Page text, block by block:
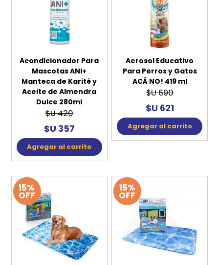
Acondicionador Para
Mascotas ANI+
Manteca de Karité y
Aceite de Almendra
Dulce 280ml
$U 420
$U 357
Agregar al carrito
Aerosol Educativo
Para Perros y Gatos
ACÁ NO! 419 ml
$U 690
$U 621
Agregar al carrito
15%
OFF
15%
OFF